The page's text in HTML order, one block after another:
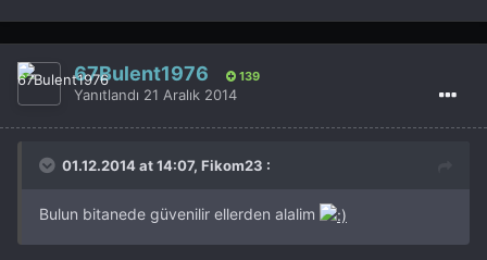
67Bulent1976 139
Yanıtlandı 21 Aralık 2014
01.12.2014 at 14:07, Fikom23 :
Bulun bitanede güvenilir ellerden alalim